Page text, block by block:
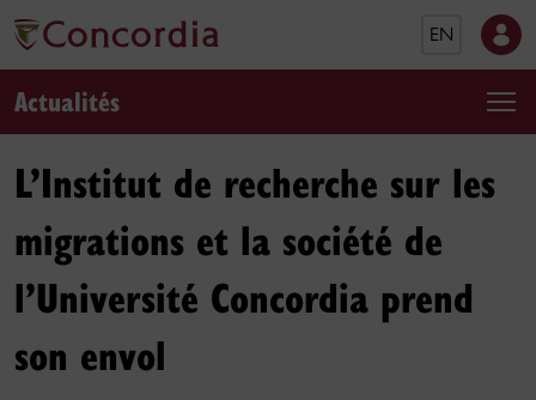
EN
Actualités
L’Institut de recherche sur les
migrations et la société de
l’Université Concordia prend
son envol